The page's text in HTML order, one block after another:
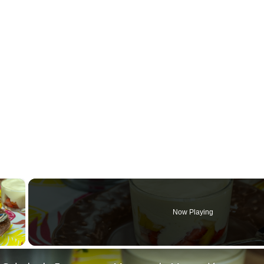
×
Video
Now Playing